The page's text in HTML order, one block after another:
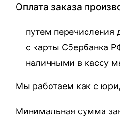
Оплата заказа
путем
с карты Сбербанка
наличными в кассу
Мы работаем как с
Минимальная